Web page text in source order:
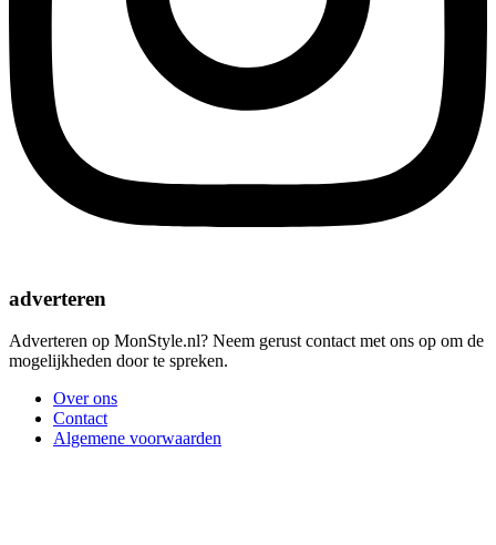
adverteren
Adverteren op MonStyle.nl? Neem gerust contact met ons op om de
mogelijkheden door te spreken.
Over ons
Contact
Algemene voorwaarden